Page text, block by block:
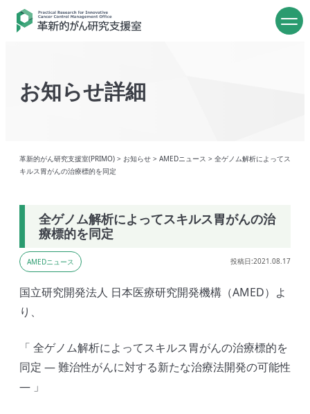
お知らせ詳細
革新的がん研究支援室(PRIMO) > お知らせ > AMEDニュース > 全ゲノム解析によってス
キルス胃がんの治療標的を同定
全ゲノム解析によってスキルス胃がんの治
療標的を同定
AMEDニュース 投稿日:2021.08.17
国立研究開発法人 日本医療研究開発機構（AMED）よ
り、
「 全ゲノム解析によってスキルス胃がんの治療標的を
同定 ― 難治性がんに対する新たな治療法開発の可能性
― 」